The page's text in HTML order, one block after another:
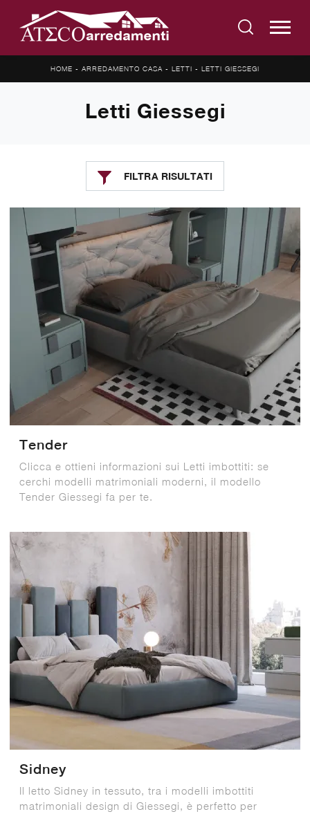
HOME - ARREDAMENTO CASA - LETTI - LETTI GIESSEGI
Letti Giessegi
FILTRA RISULTATI
Tender
Clicca e ottieni informazioni sui Letti imbottiti: se
cerchi modelli matrimoniali moderni, il modello
Tender Giessegi fa per te.
Sidney
Il letto Sidney in tessuto, tra i modelli imbottiti
matrimoniali design di Giessegi, è perfetto per